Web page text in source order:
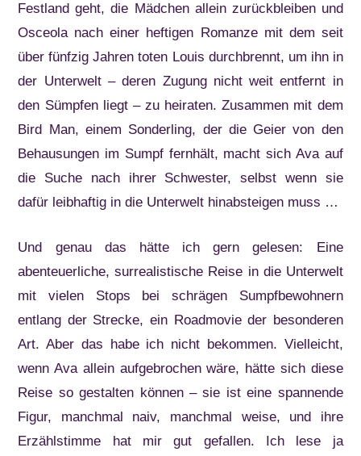
Festland geht, die Mädchen allein zurückbleiben und
Osceola nach einer heftigen Romanze mit dem seit
über fünfzig Jahren toten Louis durchbrennt, um ihn in
der Unterwelt – deren Zugung nicht weit entfernt in
den Sümpfen liegt – zu heiraten. Zusammen mit dem
Bird Man, einem Sonderling, der die Geier von den
Behausungen im Sumpf fernhält, macht sich Ava auf
die Suche nach ihrer Schwester, selbst wenn sie
dafür leibhaftig in die Unterwelt hinabsteigen muss …
Und genau das hätte ich gern gelesen: Eine
abenteuerliche, surrealistische Reise in die Unterwelt
mit vielen Stops bei schrägen Sumpfbewohnern
entlang der Strecke, ein Roadmovie der besonderen
Art. Aber das habe ich nicht bekommen. Vielleicht,
wenn Ava allein aufgebrochen wäre, hätte sich diese
Reise so gestalten können – sie ist eine spannende
Figur, manchmal naiv, manchmal weise, und ihre
Erzählstimme hat mir gut gefallen. Ich lese ja